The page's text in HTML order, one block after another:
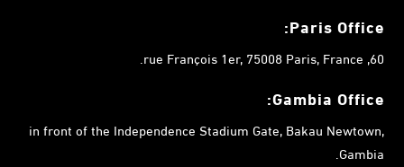
Paris Office:
60, rue François 1er, 75008 Paris, France.
Gambia Office:
in front of the Independence Stadium Gate, Bakau Newtown,
Gambia.